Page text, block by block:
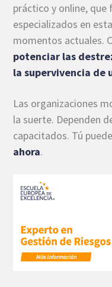
práctico y online,
especializados en
momentos actuales.
potenciar las
la supervivencia de
Las organizaciones
la suerte. Dependen
capacitados. Tú
ahora.